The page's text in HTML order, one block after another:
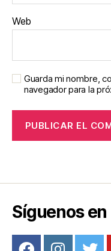
Web
Guarda mi nombre,
navegador para la
Síguenos